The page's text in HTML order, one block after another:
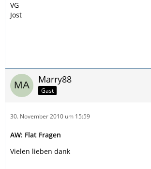
VG
Jost
Marry88
Gast
30. November 2010 um 15:59
AW: Flat Fragen
Vielen lieben dank